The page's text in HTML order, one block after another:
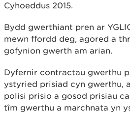
Cyhoeddus 2015.
Bydd gwerthiant pren ar
mewn ffordd deg, agored a
gofynion gwerth am arian.
Dyfernir contractau gwerthu
ystyried prisiad cyn gwerthu,
polisi prisio a gosod prisiau
tîm gwerthu a marchnata yn